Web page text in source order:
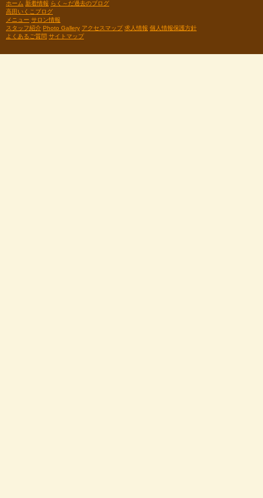
ホーム 新着情報 らく～だ過去のブログ
高田いくこブログ
メニュー サロン情報
スタッフ紹介 Photo Gallery アクセスマップ 求人情報 個人情報保護方針
よくあるご質問 サイトマップ